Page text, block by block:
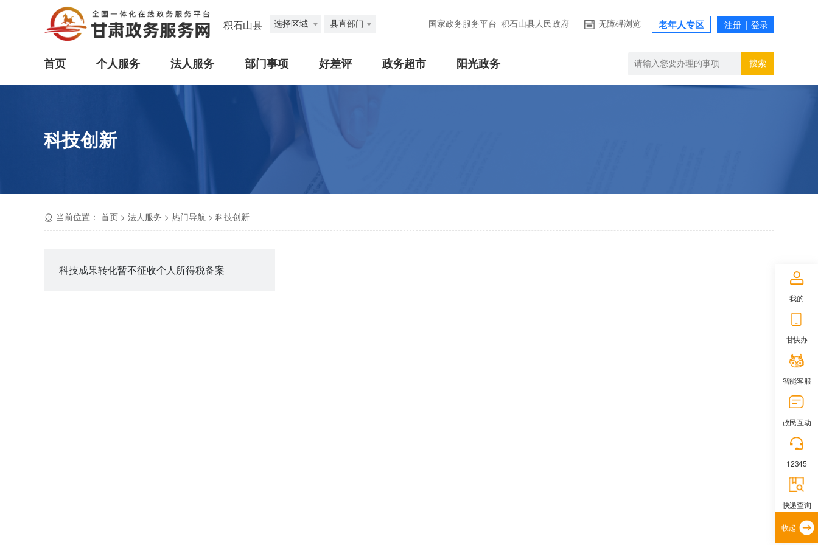
积石山县 选择区域 县直部门 国家政务服务平台 积石山县人民政府 无障碍浏览 老年人专区
首页 个人服务 法人服务 部门事项 好差评 政务超市 阳光政务 搜索
科技创新
当前位置： 首页 > 法人服务 > 热门导航 > 科技创新
科技成果转化暂不征收个人所得税备案
我的
甘快办
智能客服
政民互动
12345
快递查询
收起